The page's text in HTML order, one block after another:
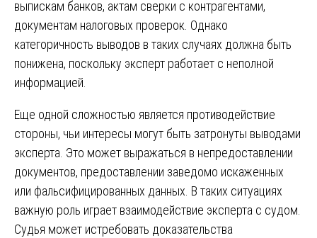
выпискам банков, актам сверки с контрагентами,
документам налоговых проверок. Однако
категоричность выводов в таких случаях должна быть
понижена, поскольку эксперт работает с неполной
информацией.
Еще одной сложностью является противодействие
стороны, чьи интересы могут быть затронуты выводами
эксперта. Это может выражаться в непредоставлении
документов, предоставлении заведомо искаженных
или фальсифицированных данных. В таких ситуациях
важную роль играет взаимодействие эксперта с судом.
Судья может истребовать доказательства